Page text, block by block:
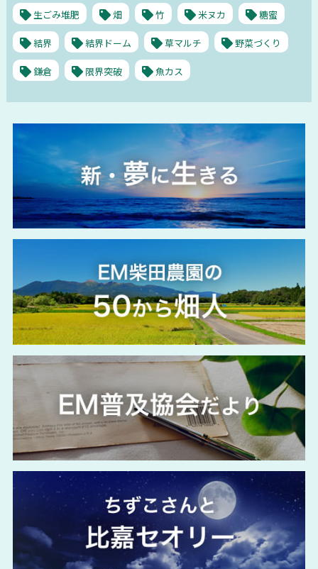
生ごみ堆肥 畑 竹 米ヌカ 糖蜜
結界 結界ドーム 草マルチ 野菜づくり
鎌倉 限界突破 魚カス